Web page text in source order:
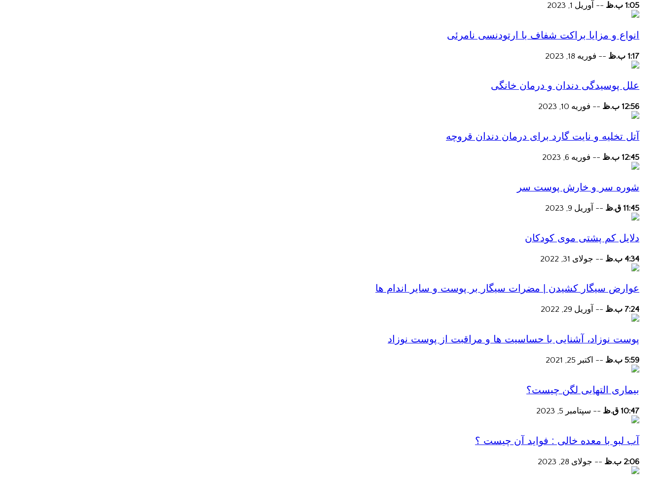
1:05 ب.ظ -- آوریل 1, 2023
انواع و مزایا براکت شفاف با ارتودنسی نامرئی
1:17 ب.ظ -- فوریه 18, 2023
علل پوسیدگی دندان و درمان خانگی
12:56 ب.ظ -- فوریه 10, 2023
آتل تخلیه و نایت گارد برای درمان دندان قروچه
12:45 ب.ظ -- فوریه 6, 2023
شوره سر و خارش پوست سر
11:45 ق.ظ -- آوریل 9, 2023
دلایل کم پشتی موی کودکان
4:34 ب.ظ -- جولای 31, 2022
عوارض سیگار کشیدن | مضرات سیگار بر پوست و سایر اندام ها
7:24 ب.ظ -- آوریل 29, 2022
پوست نوزاد، آشنایی با حساسیت ها و مراقبت از پوست نوزاد
5:59 ب.ظ -- اکتبر 25, 2021
بیماری التهابی لگن چیست؟
10:47 ق.ظ -- سپتامبر 5, 2023
آب لبو با معده خالی : فواید آن چیست ؟
2:06 ب.ظ -- جولای 28, 2023